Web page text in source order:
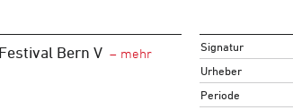
Bern V Signatur
Urheber
Periode